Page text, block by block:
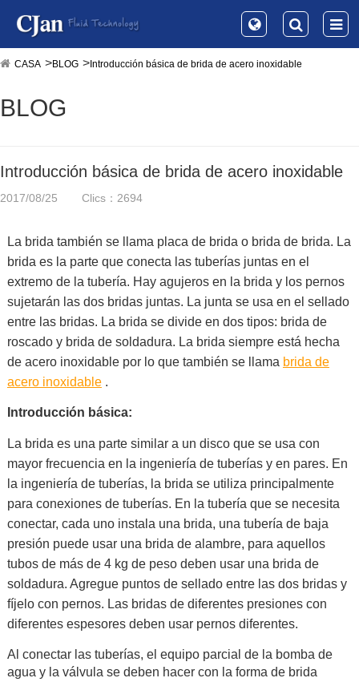
CASA BLOG Introducción básica de brida de acero inoxidable
BLOG
Introducción básica de brida de acero inoxidable
2017/08/25 Clics：2694
La brida también se llama placa de brida o brida de brida. La
brida es la parte que conecta las tuberías juntas en el
extremo de la tubería. Hay agujeros en la brida y los pernos
sujetarán las dos bridas juntas. La junta se usa en el sellado
entre las bridas. La brida se divide en dos tipos: brida de
roscado y brida de soldadura. La brida siempre está hecha
de acero inoxidable por lo que también se llama brida de
acero inoxidable.
Introducción básica:
La brida es una parte similar a un disco que se usa con
mayor frecuencia en la ingeniería de tuberías y en pares. En
la ingeniería de tuberías, la brida se utiliza principalmente
para conexiones de tuberías. En la tubería que se necesita
conectar, cada uno instala una brida, una tubería de baja
presión puede usar una brida de alambre, para aquellos
tubos de más de 4 kg de peso deben usar una brida de
soldadura. Agregue puntos de sellado entre las dos bridas y
fíjelo con pernos. Las bridas de diferentes presiones con
diferentes espesores deben usar pernos diferentes.
Al conectar las tuberías, el equipo parcial de la bomba de
agua y la válvula se deben hacer con la forma de brida